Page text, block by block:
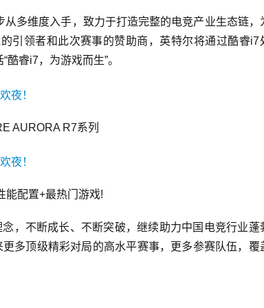
多维度入手，致力于打造完整的电竞产业生态链，
引领者和此次赛事的赞助商，英特尔将通过酷睿i7
睿i7，为游戏而生”。
R7系列
配置+最热门游戏!
不断成长、不断突破，继续助力中国电竞行业蓬
多顶级精彩对局的高水平赛事，更多参赛队伍，覆